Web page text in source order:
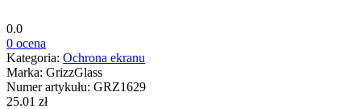
0.0
0 ocena
Kategoria: Ochrona ekranu
Marka: GrizzGlass
Numer artykułu: GRZ1629
25.01 zł